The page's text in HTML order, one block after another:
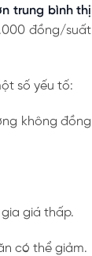
trung bình thị
đồng/suất
số yếu tố:
không đồng
giá thấp.
có thể giảm.